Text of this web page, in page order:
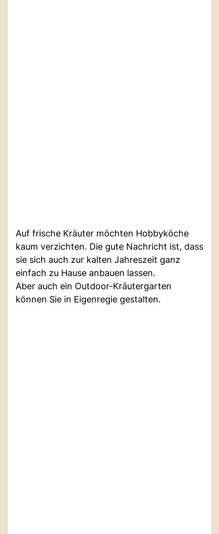
Auf frische Kräuter möchten Hobbyköche
kaum verzichten. Die gute Nachricht ist, dass
sie sich auch zur kalten Jahreszeit ganz
einfach zu Hause anbauen lassen.
Aber auch ein Outdoor-Kräutergarten
können Sie in Eigenregie gestalten.